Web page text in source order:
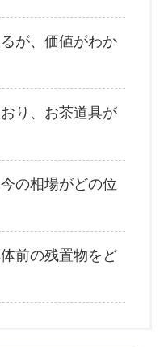
が、価値がわか
り、お茶道具が
の相場がどの位
前の残置物をど